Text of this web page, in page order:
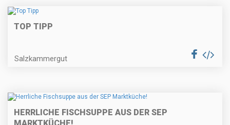
TOP TIPP
Salzkammergut
HERRLICHE FISCHSUPPE AUS DER SEP